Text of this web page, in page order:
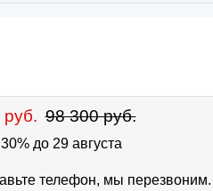
98 300 руб.
до 29 августа
телефон, мы перезвоним.